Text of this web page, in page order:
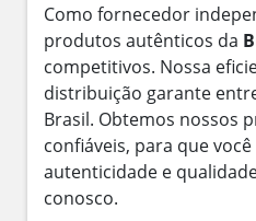
Como fornecedor
produtos autênticos da
competitivos. Nossa
distribuição garante
Brasil. Obtemos nossos
confiáveis, para que
autenticidade e
conosco.